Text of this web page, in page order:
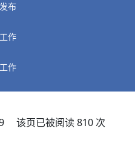
布
作
作
该页已被阅读810 次